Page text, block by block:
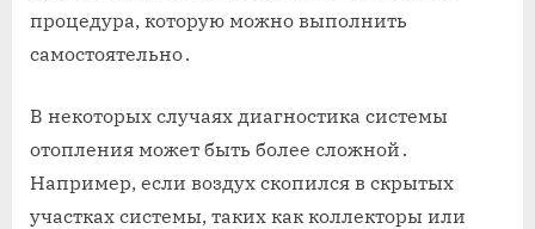
процедура, которую можно выполнить
самостоятельно․
В некоторых случаях диагностика системы
отопления может быть более сложной․
Например, если воздух скопился в скрытых
участках системы, таких как коллекторы или